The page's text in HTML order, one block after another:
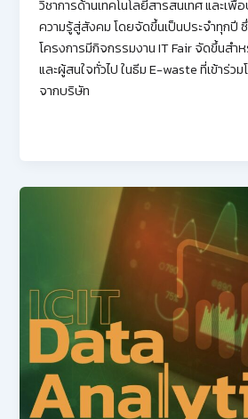
วิชาการด้านเทคโนโลยีสารสนเทศ และเ
ความรู้สู่สังคม โดยจัดขึ้นเป็นประจำทุกปี
โครงการมีกิจกรรมงาน IT Fair จัดขึ้นสำ
และผู้สนใจทั่วไป ในธีม E-waste ที่เข้าร่ว
จากบริษัท